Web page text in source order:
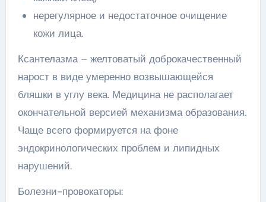
нерегулярное и недостаточное очищение
кожи лица.
Ксантелазма – желтоватый доброкачественный
нарост в виде умеренно возвышающейся
бляшки в углу века. Медицина не располагает
окончательной версией механизма образования.
Чаще всего формируется на фоне
эндокринологических проблем и липидных
нарушений.
Болезни-провокаторы: